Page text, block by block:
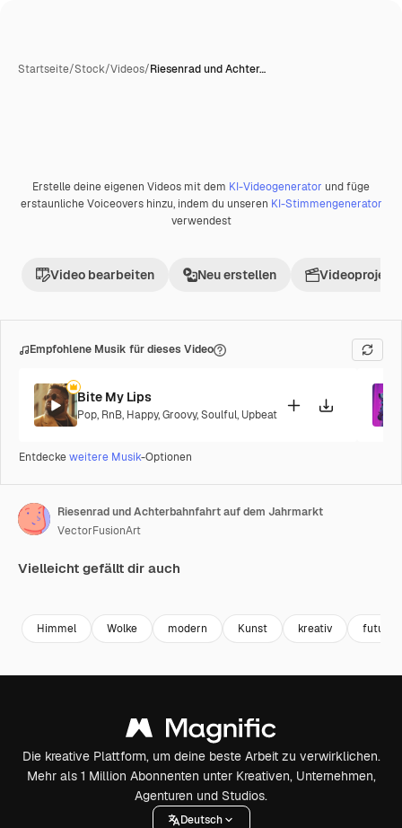
Startseite/Stock/Videos/Riesenrad und Achter…
PremiumKI-generiert
Erstelle deine eigenen Videos mit dem KI-Videogenerator und füge
erstaunliche Voiceovers hinzu, indem du unseren KI-Stimmengenerator
verwendest
Video bearbeiten Neu erstellen Videoprojekt
Empfohlene Musik für dieses Video
Bite My Lips
Pop, RnB, Happy,Groovy,Soulful, Upbeat
Entdeckeweitere Musik-Optionen
Riesenrad und Achterbahnfahrt auf dem Jahrmarkt
VectorFusionArt
Vielleicht gefällt dir auch
Himmel Wolke modern Kunst kreativ
Die kreative Plattform, um deine beste Arbeit zu verwirklichen.
Mehr als 1 Million Abonnenten unter Kreativen, Unternehmen,
Agenturen und Studios.
Deutsch